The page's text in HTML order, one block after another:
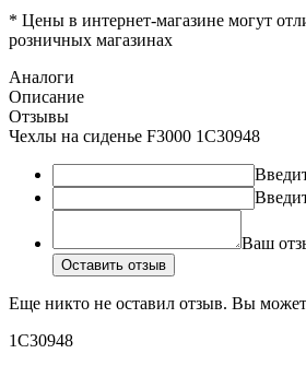
* Цены в интернет-магазине могут
розничных магазинах
Аналоги
Описание
Отзывы
Чехлы на сиденье F3000 1С30948
Ваш
Оставить отзыв
Еще никто не оставил отзыв. Вы
1C30948